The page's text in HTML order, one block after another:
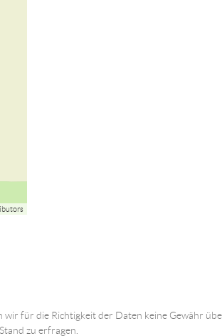
für die Richtigkeit der Daten keine Gewähr
zu erfragen.